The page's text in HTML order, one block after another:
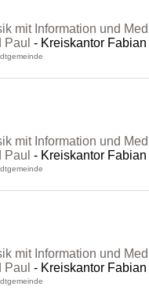
mit Information und
Kreiskantor Fabian
mit Information und
Kreiskantor Fabian
mit Information und
Kreiskantor Fabian